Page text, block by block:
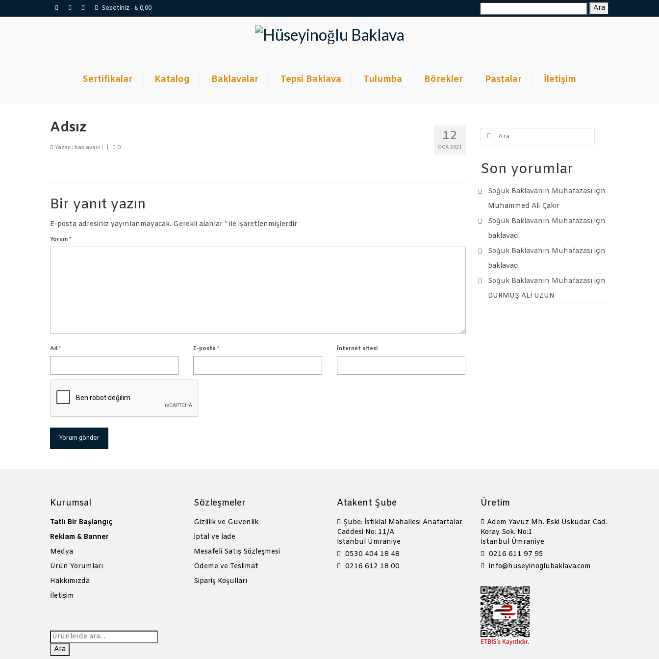
Sepetiniz - ₺0,00 Ara: Ara
Sertifikalar Katalog Baklavalar Tepsi Baklava Tulumba Börekler Pastalar İletişim
12
OCA 2021
Adsız
Yazarı: baklavaci 0
Bir yanıt yazın
E-posta adresiniz yayınlanmayacak. Gerekli alanlar * ile işaretlenmişlerdir
Yorum *
Ad * E-posta* İnternet sitesi
Şunu
Son yorumlar
Soğuk Baklavanın Muhafazası için
Muhammed Ali Çakır
Soğuk Baklavanın Muhafazası için
baklavaci
Soğuk Baklavanın Muhafazası için
baklavaci
Soğuk Baklavanın Muhafazası için
DURMUŞ ALİ UZUN
Kurumsal
Tatlı Bir Başlangıç
Reklam & Banner
Medya
Ürün Yorumları
Hakkımızda
İletişim
Ara:
Ara
Sözleşmeler
Gizlilik ve Güvenlik
İptal ve İade
Mesafeli Satış Sözleşmesi
Ödeme ve Teslimat
Sipariş Koşulları
Atakent Şube
Şube: İstiklal Mahallesi Anafartalar
Caddesi No: 11/A
İstanbul Ümraniye
0530 404 18 48
0216 612 18 00
Üretim
Adem Yavuz Mh. Eski Üsküdar Cad.
Koray Sok. No:1
İstanbul Ümraniye
0216 611 97 95
info@huseyinoglubaklava.com